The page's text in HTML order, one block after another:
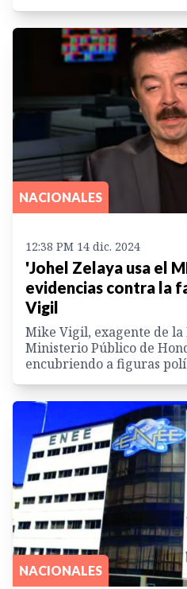
NACIONALES
12:38 PM 14 dic. 2024
'Johel Zelaya usa el
evidencias contra la
Vigil
Mike Vigil, exagente de la
Ministerio Público de
encubriendo a figuras
NACIONALES